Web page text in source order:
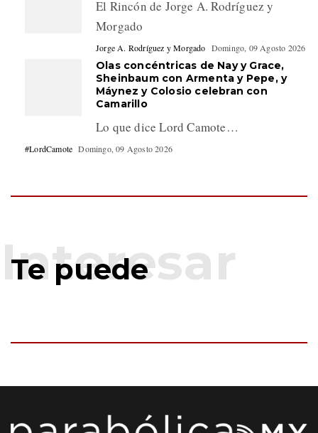
El Rincón de Jorge A. Rodríguez y
Morgado
Jorge A. Rodríguez y Morgado Domingo, 09 Agosto 2026
Olas concéntricas de Nay y Grace,
Sheinbaum con Armenta y Pepe, y
Máynez y Colosio celebran con
Camarillo
Lo que dice Lord Camote…
#LordCamote Domingo, 09 Agosto 2026
Te puede